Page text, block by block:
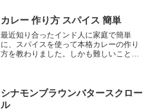
カレー 作り方 スパイス 簡単
最近知り合ったインド人に家庭で簡単
に、スパイスを使って本格カレーの作り
方を教わりました。しかも難しいことな
シナモンブラウンバタースクロー
ル